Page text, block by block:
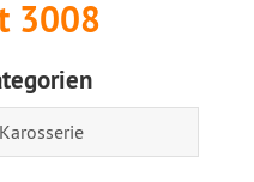
3008
Karosserie